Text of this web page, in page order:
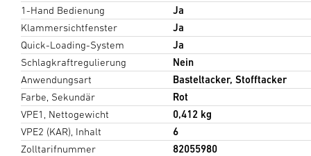
1-Hand Bedienung
Ja
Klammersichtfenster
Ja
Quick-Loading-System
Ja
Schlagkraftregulierung
Nein
Anwendungsart
Basteltacker, Stofftacker
Farbe, Sekundär
Rot
VPE1, Nettogewicht
0,412 kg
VPE2 (KAR), Inhalt
6
Zolltarifnummer
82055980